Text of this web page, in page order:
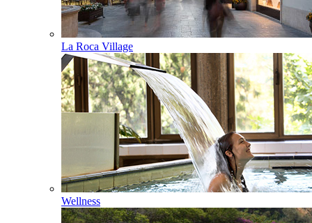
La Roca Village
Wellness